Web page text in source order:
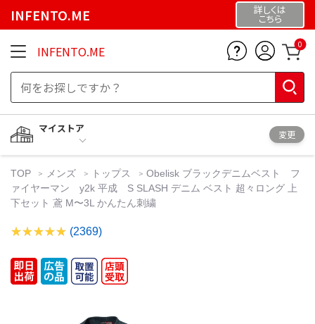
INFENTO.ME 詳しくは
こちら
INFENTO.ME 0
マイストア
変更
TOP メンズ トップス
Obelisk ブラックデニムベスト フ
ァイヤーマン y2k 平成 S SLASH デニム ベスト 超々ロング 上
下セット 鳶 M〜3L かんたん刺繍
(2369)